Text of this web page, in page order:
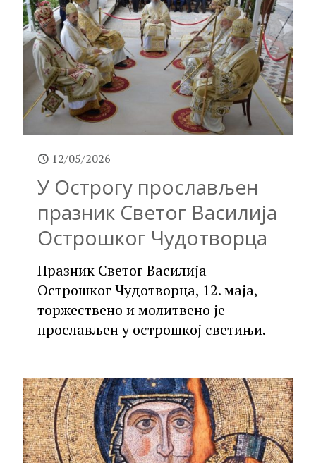
12/05/2026
У Острогу прослављен
празник Светог Василија
Острошког Чудотворца
Празник Светог Василија
Острошког Чудотворца, 12. маја,
торжествено и молитвено је
прослављен у острошкој светињи.